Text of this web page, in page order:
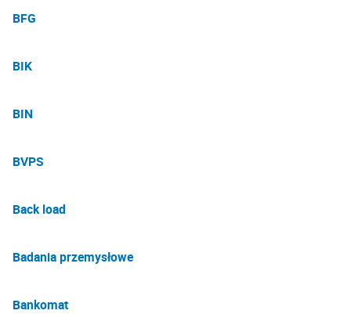
BFG
BIK
BIN
BVPS
Back load
Badania przemysłowe
Bankomat